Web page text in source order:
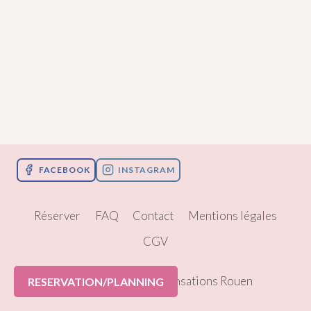
FACEBOOK INSTAGRAM
Réserver FAQ Contact
Mentions légales
CGV
© 2026 Pole Dance Sensations Rouen
RESERVATION/PLANNING